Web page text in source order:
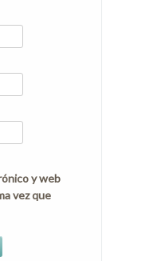
y web
vez que